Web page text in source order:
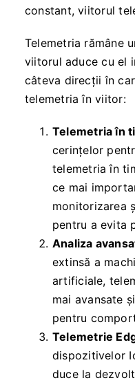
constant, viitorul
Telemetria rămâne
viitorul aduce cu el
câteva direcții în
telemetria în viitor:
Telemetria în
cerințelor
telemetria în
ce mai
monitorizarea
pentru a evita
Analiza
extinsă a
artificiale,
mai avansate
pentru
Telemetrie
dispozitivelor
duce la